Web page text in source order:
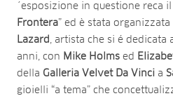
´esposizione in questione reca
Frontera” ed è stata
Lazard, artista che si é
anni, con Mike Holms ed
della Galleria Velvet Da Vinci a
gioielli “a tema” che